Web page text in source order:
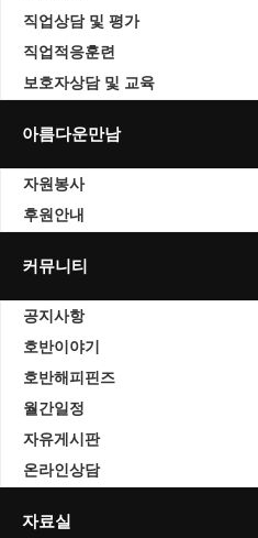
직업상담 및 평가
직업적응훈련
보호자상담 및 교육
아름다운만남
자원봉사
후원안내
커뮤니티
공지사항
호반이야기
호반해피핀즈
월간일정
자유게시판
온라인상담
자료실
공지사항 호반이야기
Total 0건1 페이지
번호